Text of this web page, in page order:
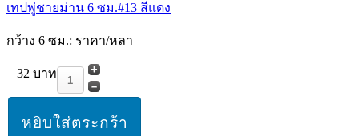
เทปพู่ชายม่าน 6 ซม.#13 สีแดง
กว้าง 6 ซม.: ราคา/หลา
32 บาท